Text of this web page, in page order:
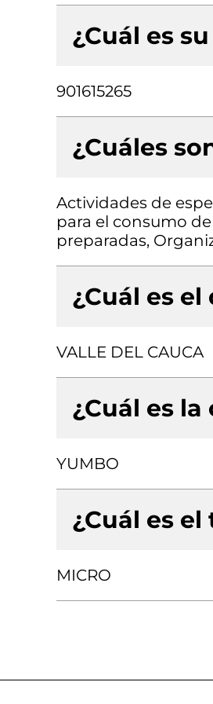
¿Cuál es
901615265
¿Cuáles
Actividades de
para el consumo
preparadas,
¿Cuál es
VALLE DEL CAUCA
¿Cuál es
YUMBO
¿Cuál es
MICRO